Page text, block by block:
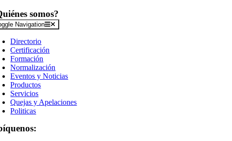
somos?
Navigation
Directorio
Certificación
Formación
Normalización
Eventos y Noticias
Productos
Servicios
Quejas y Apelaciones
Politicas